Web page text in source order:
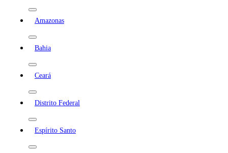
Amazonas
Bahia
Ceará
Distrito Federal
Espírito Santo